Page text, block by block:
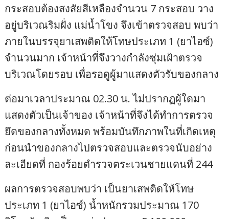
กระสอบต้องสงสัยสีเหลืองจำนวน 7 กระสอบ วาง
อยู่บริเวณริมฝั่ง แม่น้ำโขง จึงเข้าตรวจสอบ พบว่า
ภายในบรรจุยาเสพติดให้โทษประเภท 1 (ยาไอซ์)
จำนวนมาก เจ้าหน้าที่จึงวางกำลังซุ่มเฝ้าตรวจ
บริเวณโดยรอบ เพื่อรอดูผู้มาแสดงตัวรับของกลาง
ต่อมาเวลาประมาณ 02.30 น. ไม่ปรากฏผู้ใดมา
แสดงตัวเป็นเจ้าของ เจ้าหน้าที่จึงได้ทำการตรวจ
ยึดของกลางทั้งหมด พร้อมบันทึกภาพในที่เกิดเหตุ
ก่อนนำของกลางไปตรวจสอบและตรวจนับอย่าง
ละเอียดที่ กองร้อยตำรวจตระเวนชายแดนที่ 244
ผลการตรวจสอบพบว่า เป็นยาเสพติดให้โทษ
ประเภท 1 (ยาไอซ์) น้ำหนักรวมประมาณ 170